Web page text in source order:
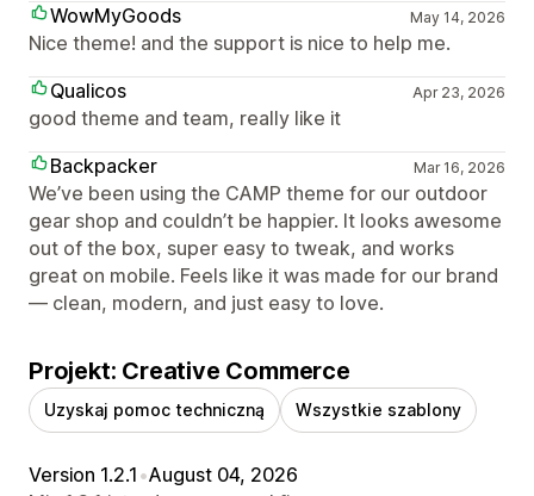
WowMyGoods
May 14, 2026
Nice theme! and the support is nice to help me.
Qualicos
Apr 23, 2026
good theme and team, really like it
Backpacker
Mar 16, 2026
We’ve been using the CAMP theme for our outdoor
gear shop and couldn’t be happier. It looks awesome
out of the box, super easy to tweak, and works
great on mobile. Feels like it was made for our brand
— clean, modern, and just easy to love.
Projekt: Creative Commerce
Uzyskaj pomoc techniczną Wszystkie szablony
Version 1.2.1 •August 04, 2026